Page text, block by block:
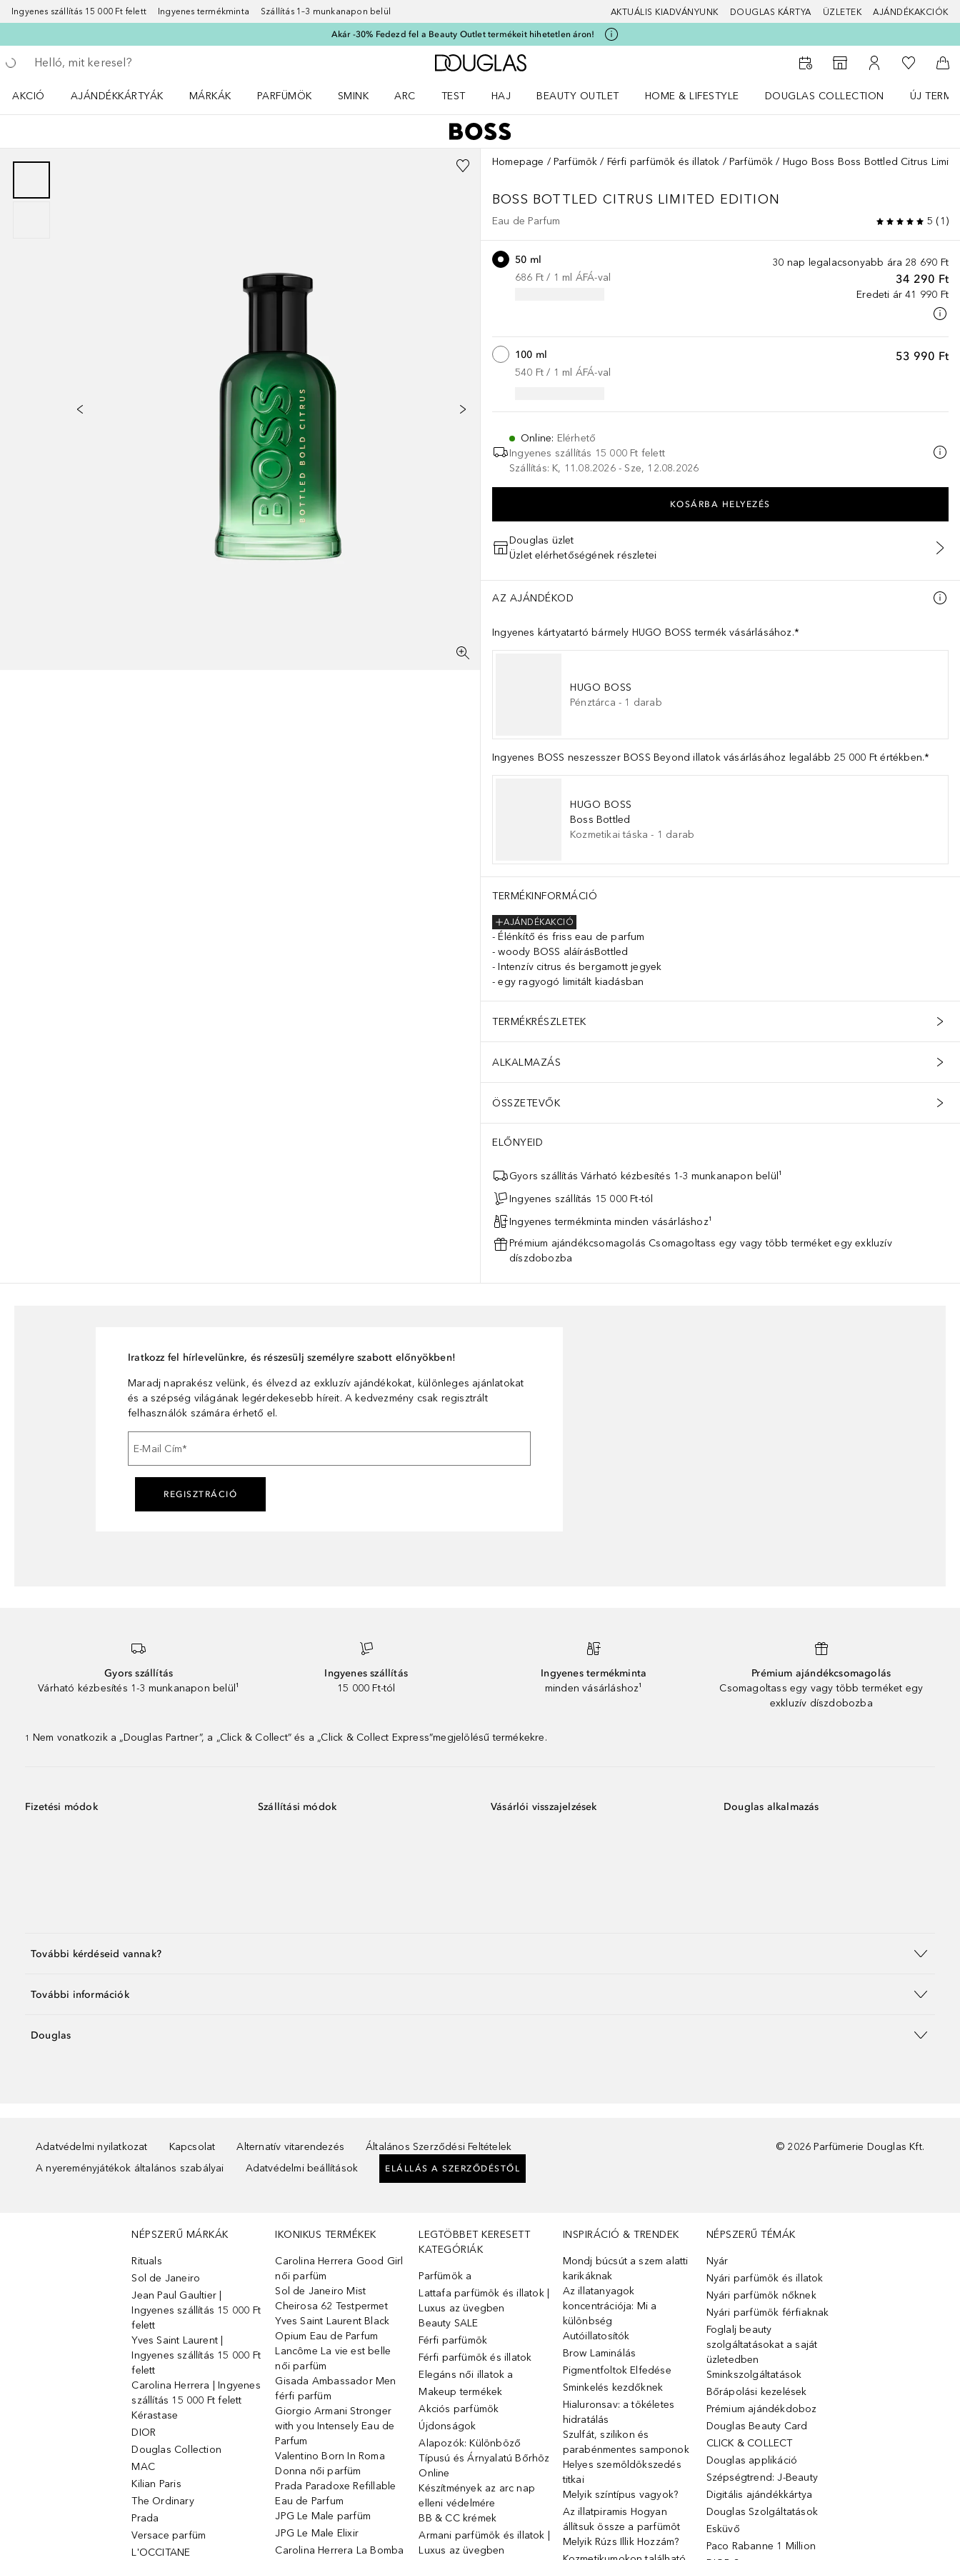
Ingyenes szállítás 15 000 Ft felett Ingyenes termékminta Szállítás 1–3 munkanapon belül AKTUÁLIS KIADVÁNYUNK DOUGLAS KÁRTYA ÜZLETEK AJÁNDÉKAKCIÓK
Akár -30% Fedezd fel a Beauty Outlet termékeit hihetetlen áron!
Menj vissza
Keresés végrehajtása
A Douglas Főoldalra
Az üzletkeresőhöz
A fiókomhoz
A
AKCIÓ
AJÁNDÉKKÁRTYÁK
MÁRKÁK
PARFÜMÖK
SMINK
ARC
TEST
HAJ
BEAUTY OUTLET
HOME & LIFESTYLE
DOUGLAS COLLECTION
ÚJ
Homepage Parfümök Férfi parfümök és illatok Parfümök Hugo Boss Boss Bottled Citrus
BOSS BOTTLED CITRUS LIMITED EDITION
Eau de Parfum 5 ( 1 )
30 nap legalacsonyabb ára 28 690 Ft
34 290 Ft
Eredeti ár 41 990 Ft
50 ml
686 Ft / 1 ml ÁFÁ-val
53 990 Ft
100 ml
540 Ft / 1 ml ÁFÁ-val
Online: Elérhető
Ingyenes szállítás 15 000 Ft felett
Szállítás: K, 11.08.2026 - Sze, 12.08.2026
KOSÁRBA HELYEZÉS
Douglas üzlet
Üzlet elérhetőségének részletei
AZ AJÁNDÉKOD
Ingyenes kártyatartó bármely HUGO BOSS termék vásárlásához.*
HUGO BOSS
Pénztárca - 1 darab
Ingyenes BOSS neszesszer BOSS Beyond illatok vásárlásához legalább 25 000 Ft értékben.*
HUGO BOSS
Boss Bottled
Kozmetikai táska - 1 darab
TERMÉKINFORMÁCIÓ
AJÁNDÉKAKCIÓ
Élénkítő és friss eau de parfum
woody BOSS aláírásBottled
Intenzív citrus és bergamott jegyek
egy ragyogó limitált kiadásban
TERMÉKRÉSZLETEK
ALKALMAZÁS
ÖSSZETEVŐK
ELŐNYEID
Gyors szállítás Várható kézbesítés 1-3 munkanapon belül¹
Ingyenes szállítás 15 000 Ft-tól
Ingyenes termékminta minden vásárláshoz¹
Prémium ajándékcsomagolás Csomagoltass egy vagy több terméket egy exkluzív
díszdobozba
Iratkozz fel hírlevelünkre, és részesülj személyre szabott előnyökben!
Maradj naprakész velünk, és élvezd az exkluzív ajándékokat, különleges ajánlatokat
és a szépség világának legérdekesebb híreit. A kedvezmény csak regisztrált
felhasználók számára érhető el.
E-Mail Cím*
REGISZTRÁCIÓ
Gyors szállítás
Várható kézbesítés 1-3 munkanapon belül¹
Ingyenes szállítás
15 000 Ft-tól
Ingyenes termékminta
minden vásárláshoz¹
Prémium ajándékcsomagolás
Csomagoltass egy vagy több terméket egy
exkluzív díszdobozba
1 Nem vonatkozik a „Douglas Partner”, a „Click & Collect” és a „Click & Collect Express”megjelölésű termékekre.
Fizetési módok Szállítási módok Vásárlói visszajelzések Douglas alkalmazás
További kérdéseid vannak?
További információk
Douglas
Adatvédelmi nyilatkozat Kapcsolat Alternatív vitarendezés
Általános Szerződési Feltételek
A nyereményjátékok általános szabályai
Adatvédelmi beállítások ELÁLLÁS A SZERZŐDÉSTŐL
© 2026 Parfümerie Douglas Kft.
NÉPSZERŰ MÁRKÁK
Rituals
Sol de Janeiro
Jean Paul Gaultier |
Ingyenes szállítás 15 000 Ft
felett
Yves Saint Laurent |
Ingyenes szállítás 15 000 Ft
felett
Carolina Herrera | Ingyenes
szállítás 15 000 Ft felett
Kérastase
DIOR
Douglas Collection
MAC
Kilian Paris
The Ordinary
Prada
Versace parfüm
L'OCCITANE
IKONIKUS TERMÉKEK
Carolina Herrera Good Girl
női parfüm
Sol de Janeiro Mist
Cheirosa 62 Testpermet
Yves Saint Laurent Black
Opium Eau de Parfum
Lancôme La vie est belle
női parfüm
Gisada Ambassador Men
férfi parfüm
Giorgio Armani Stronger
with you Intensely Eau de
Parfum
Valentino Born In Roma
Donna női parfüm
Prada Paradoxe Refillable
Eau de Parfum
JPG Le Male parfüm
JPG Le Male Elixir
Carolina Herrera La Bomba
LEGTÖBBET KERESETT
KATEGÓRIÁK
Parfümök ️a
Lattafa parfümök és illatok |
Luxus az üvegben
Beauty SALE
Férfi parfümök
Férfi parfümök és illatok
Elegáns női illatok ️a
Makeup termékek
Akciós parfümök
Újdonságok
Alapozók: Különböző
Típusú és Árnyalatú Bőrhöz
Online
Készítmények az arc nap
elleni védelmére
BB & CC krémek
Armani parfümök és illatok |
Luxus az üvegben
INSPIRÁCIÓ & TRENDEK
Mondj búcsút a szem alatti
karikáknak
Az illatanyagok
koncentrációja: Mi a
különbség
Autóillatosítók
Brow Laminálás
Pigmentfoltok Elfedése
Sminkelés kezdőknek
Hialuronsav: a tökéletes
hidratálás
Szulfát, szilikon és
parabénmentes samponok
Helyes szemöldökszedés
titkai
Melyik színtípus vagyok?
Az illatpiramis Hogyan
állítsuk össze a parfümöt
Melyik Rúzs Illik Hozzám?
NÉPSZERŰ TÉMÁK
Nyár
Nyári parfümök és illatok
Nyári parfümök nőknek
Nyári parfümök férfiaknak
Foglalj beauty
szolgáltatásokat a saját
üzletedben
Sminkszolgáltatások
Bőrápolási kezelések
Prémium ajándékdoboz
Douglas Beauty Card
CLICK & COLLECT
Douglas applikáció
Szépségtrend: J-Beauty
Digitális ajándékkártya
Douglas Szolgáltatások
Esküvő
Paco Rabanne 1 Million